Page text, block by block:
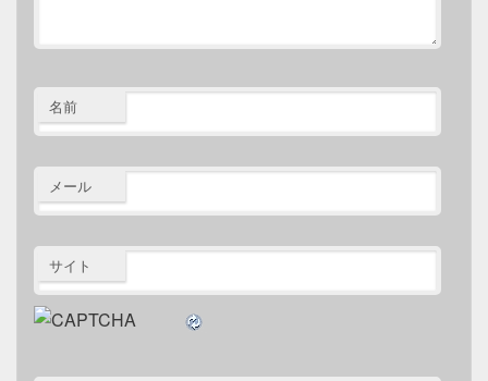
名前
メール
サイト